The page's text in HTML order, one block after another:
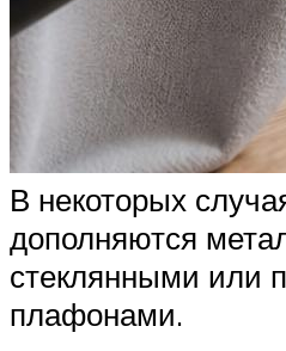
В некоторых
дополняются
стеклянными или
плафонами.